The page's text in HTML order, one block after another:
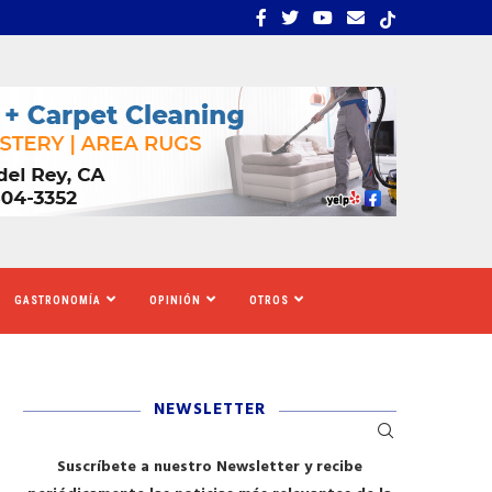
CALIFORNIA AUMENTARÁ EL SALARIO MÍNIMO​REDADAS DE ICE
GASTRONOMÍA OPINIÓN OTROS
NEWSLETTER
Suscríbete a nuestro Newsletter y recibe